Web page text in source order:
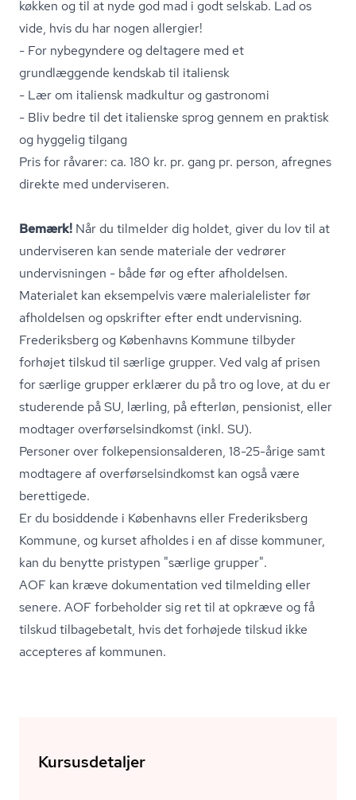
køkken og til at nyde god mad i godt selskab. Lad os
vide, hvis du har nogen allergier!
- For nybegyndere og deltagere med et
grundlæggende kendskab til italiensk
- Lær om italiensk madkultur og gastronomi
- Bliv bedre til det italienske sprog gennem en praktisk
og hyggelig tilgang
Pris for råvarer: ca. 180 kr. pr. gang pr. person, afregnes
direkte med underviseren.
Bemærk! Når du tilmelder dig holdet, giver du lov til at
underviseren kan sende materiale der vedrører
undervisningen - både før og efter afholdelsen.
Materialet kan eksempelvis være ma­le­ri­a­le­li­ster før
afholdelsen og opskrifter efter endt undervisning.
Frederiksberg og Københavns Kommune tilbyder
forhøjet tilskud til særlige grupper. Ved valg af prisen
for særlige grupper erklærer du på tro og love, at du er
studerende på SU, lærling, på efterløn, pensionist, eller
modtager over­før­sels­ind­komst (inkl. SU).
Personer over fol­ke­pen­sions­al­de­ren, 18-25-årige samt
modtagere af over­før­sels­ind­komst kan også være
berettigede.
Er du bosiddende i Københavns eller Frederiksberg
Kommune, og kurset afholdes i en af disse kommuner,
kan du benytte pristypen "særlige grupper".
AOF kan kræve dokumentation ved tilmelding eller
senere. AOF forbeholder sig ret til at opkræve og få
tilskud tilbagebetalt, hvis det forhøjede tilskud ikke
accepteres af kommunen.
Kursusdetaljer